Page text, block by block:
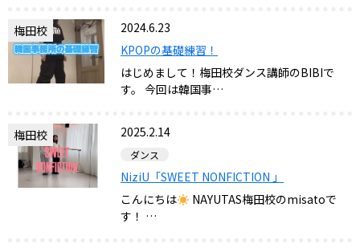
梅田校
2024.6.23
KPOPの基礎練習！
はじめまして！梅田校ダンス講師のBIBIで
す。 今回は韓国事…
梅田校 2025.2.14
ダンス
NiziU「SWEET NONFICTION 」
こんにちは
NAYUTAS梅田校のmisatoで
す！ ⁡…